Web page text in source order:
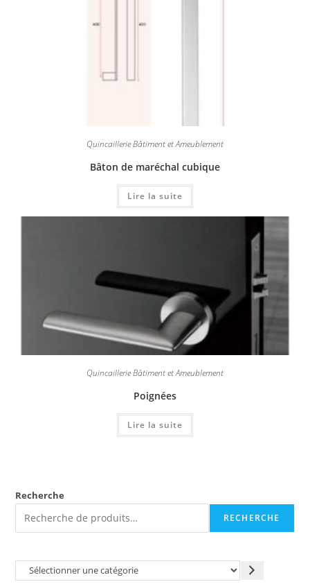
Quincaillerie Bâtiment et Ameublement
Bâton de maréchal cubique
Lire la suite
Quincaillerie Bâtiment et Ameublement
Poignées
Lire la suite
Recherche
RECHERCHE